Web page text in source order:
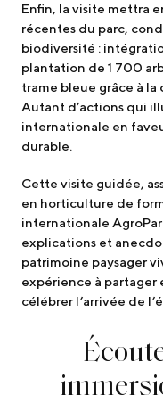
Enfin, la visite mettra
récentes du parc,
biodiversité :
plantation de 1 700
trame bleue grâce à
Autant d’actions qui
internationale en
durable.
Cette visite guidée,
en horticulture de
internationale
explications et
patrimoine paysager
expérience à partager
célébrer l’arrivée de